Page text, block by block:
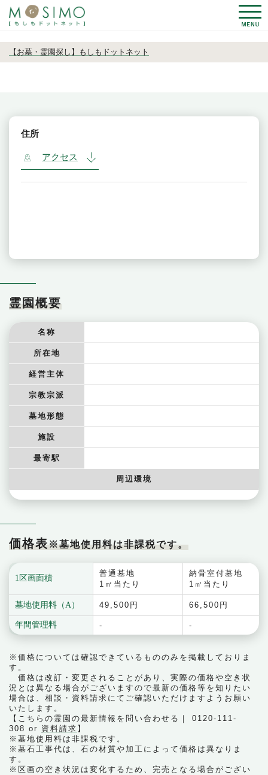
$arraySHNDATA.shn_nam == ""
【お墓・霊園探し】もしもドットネット
住所
アクセス
霊園概要
名称
所在地
経営主体
宗教宗派
墓地形態
施設
最寄駅
周辺環境
価格表※墓地使用料は非課税です。
1区画面積
墓地使用料（A）
年間管理料
普通墓地
1㎡当たり
49,500円
-
納骨室付墓地
1㎡当たり
66,500円
-
※価格については確認できているもののみを掲載しておりま
す。
価格は改訂・変更されることがあり、実際の価格や空き状
況とは異なる場合がございますので最新の価格等を知りたい
場合は、相談・資料請求にてご確認いただけますようお願い
いたします。
【こちらの霊園の最新情報を問い合わせる｜ 0120-111-
308 or 資料請求 】
※墓地使用料は非課税です。
※墓石工事代は、石の材質や加工によって価格は異なりま
す。
※区画の空き状況は変化するため、完売となる場合がござい